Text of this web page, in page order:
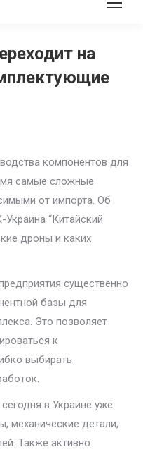
на
компонентов для
самые сложные
от импорта. Об
“Китайский
дроны и каких
существенно
базы для
Это позволяет
к
выбирать
в Украине уже
механические детали,
Также активно